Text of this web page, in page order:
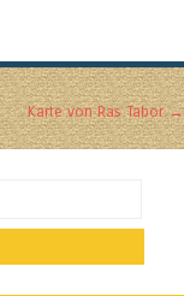
Karte von Ras Tabor→